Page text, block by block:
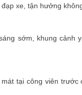
xe, tận hưởng
sớm, khung cảnh
tại công viên